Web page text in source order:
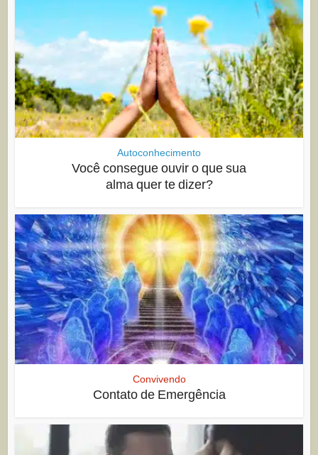
Autoconhecimento
Você consegue ouvir o que sua
alma quer te dizer?
Convivendo
Contato de Emergência